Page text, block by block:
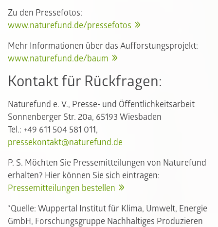
Zu den Pressefotos:
www.naturefund.de/pressefotos
Mehr Informationen über das Aufforstungsprojekt:
www.naturefund.de/baum
Kontakt für Rückfragen:
Naturefund e. V., Presse- und Öffentlichkeitsarbeit
Sonnenberger Str. 20a, 65193 Wiesbaden
Tel.: +49 611 504 581 011,
pressekontakt@naturefund.de
P. S. Möchten Sie Pressemitteilungen von Naturefund
erhalten? Hier können Sie sich eintragen:
Pressemitteilungen bestellen
*Quelle: Wuppertal Institut für Klima, Umwelt, Energie
GmbH, Forschungsgruppe Nachhaltiges Produzieren